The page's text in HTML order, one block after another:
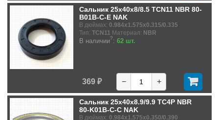
Сальник 25x40x8/8.5 TCN11 NBR 80-
B01B-C-E NAK
В дюймах: 0.984x1.575x0.315/0.335
Тип: TCN11 Материал: NBR
В наличии?: 62 шт.
369 ₽ − +
Сальник 25x40x8.9/9.9 TC4P NBR
80-K01B-C-C NAK
В дюймах: 0.984x1.575x0.350/0.390